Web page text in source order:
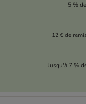
5 %
12 € de
Jusqu'à 7 %